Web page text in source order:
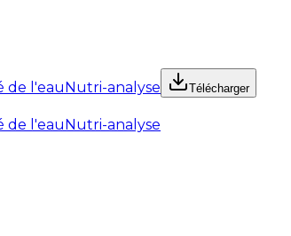
de l'eauNutri-analyse
Télécharger
de l'eauNutri-analyse